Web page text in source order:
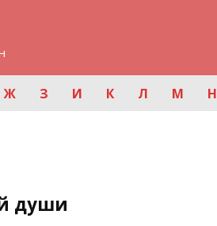
Ж З И К Л М Н
души